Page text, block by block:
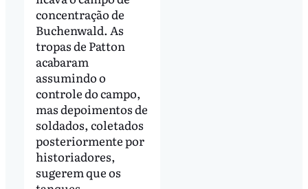
concentração de
Buchenwald. As
tropas de Patton
acabaram
assumindo o
controle do campo,
mas depoimentos de
soldados, coletados
posteriormente por
historiadores,
sugerem que os